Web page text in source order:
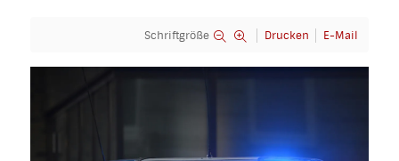
Schriftgröße Drucken E-Mail